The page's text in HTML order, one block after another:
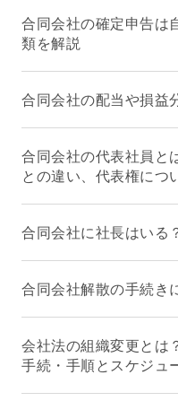
合同会社の確定申告は
類を解説
合同会社の配当や損益
合同会社の代表社員と
との違い、代表権につ
合同会社に社長はいる
合同会社解散の手続き
会社法の組織変更とは
手続・手順とスケジュ